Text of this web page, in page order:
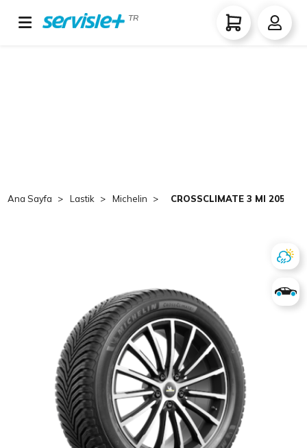
TR
Ana Sayfa Lastik Michelin CROSSCLIMATE 3 MI 205/55